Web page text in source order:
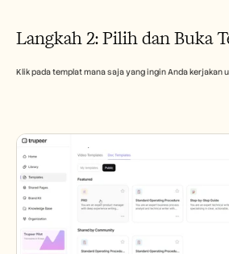
Langkah 2: Pilih dan Buka
Klik pada templat mana saja yang ingin Anda kerjakan